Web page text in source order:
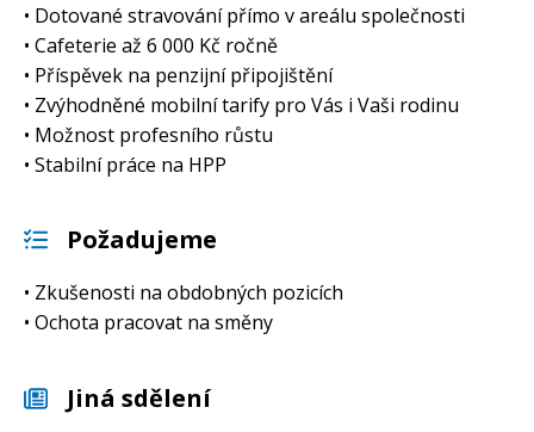
• Dotované stravování přímo v areálu společnosti
• Cafeterie až 6 000 Kč ročně
• Příspěvek na penzijní připojištění
• Zvýhodněné mobilní tarify pro Vás i Vaši rodinu
• Možnost profesního růstu
• Stabilní práce na HPP
Požadujeme
• Zkušenosti na obdobných pozicích
• Ochota pracovat na směny
Jiná sdělení